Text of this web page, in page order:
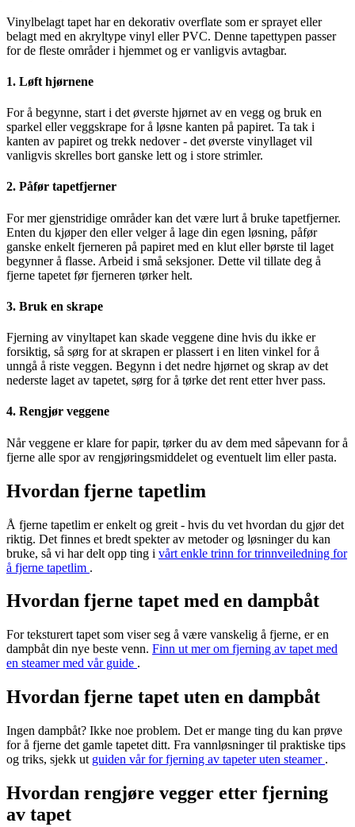
Vinylbelagt tapet har en dekorativ overflate som er sprayet eller
belagt med en akryltype vinyl eller PVC. Denne tapettypen passer
for de fleste områder i hjemmet og er vanligvis avtagbar.
1. Løft hjørnene
For å begynne, start i det øverste hjørnet av en vegg og bruk en
sparkel eller veggskrape for å løsne kanten på papiret. Ta tak i
kanten av papiret og trekk nedover - det øverste vinyllaget vil
vanligvis skrelles bort ganske lett og i store strimler.
2. Påfør tapetfjerner
For mer gjenstridige områder kan det være lurt å bruke tapetfjerner.
Enten du kjøper den eller velger å lage din egen løsning, påfør
ganske enkelt fjerneren på papiret med en klut eller børste til laget
begynner å flasse. Arbeid i små seksjoner. Dette vil tillate deg å
fjerne tapetet før fjerneren tørker helt.
3. Bruk en skrape
Fjerning av vinyltapet kan skade veggene dine hvis du ikke er
forsiktig, så sørg for at skrapen er plassert i en liten vinkel for å
unngå å riste veggen. Begynn i det nedre hjørnet og skrap av det
nederste laget av tapetet, sørg for å tørke det rent etter hver pass.
4. Rengjør veggene
Når veggene er klare for papir, tørker du av dem med såpevann for å
fjerne alle spor av rengjøringsmiddelet og eventuelt lim eller pasta.
Hvordan fjerne tapetlim
Å fjerne tapetlim er enkelt og greit - hvis du vet hvordan du gjør det
riktig. Det finnes et bredt spekter av metoder og løsninger du kan
bruke, så vi har delt opp ting i vårt enkle trinn for trinnveiledning for
å fjerne tapetlim .
Hvordan fjerne tapet med en dampbåt
For teksturert tapet som viser seg å være vanskelig å fjerne, er en
dampbåt din nye beste venn. Finn ut mer om fjerning av tapet med
en steamer med vår guide .
Hvordan fjerne tapet uten en dampbåt
Ingen dampbåt? Ikke noe problem. Det er mange ting du kan prøve
for å fjerne det gamle tapetet ditt. Fra vannløsninger til praktiske tips
og triks, sjekk ut guiden vår for fjerning av tapeter uten steamer .
Hvordan rengjøre vegger etter fjerning
av tapet